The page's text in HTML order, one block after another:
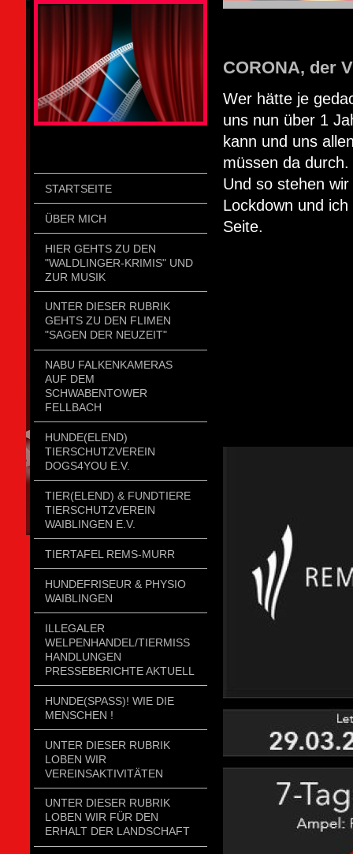
STARTSEITE
ÜBER MICH
HIER GEHTS ZU DEN
"WALDLINGER-KRIMIS" UND
ZUR MUSIK
UNTER DIESER RUBRIK
GEHTS ZU DEN FLIMEN
"SAGEN DER NEUZEIT"
NABU FALKENKAMERAS
AUF DEM
SCHWABENTOWER
FELLBACH
HUNDE(ELEND)
TIERSCHUTZVEREIN
DOGS4YOU E.V.
TIER(ELEND) & FUNDTIERE
TIERSCHUTZVEREIN
WAIBLINGEN E.V.
TIERTAFEL REMS-MURR
HUNDEFRISEUR & PHYSIO
WAIBLINGEN
ILLEGALER
WELPENHANDEL/TIERMISSH
ANDLUNGEN P
RESSEBERICHTE AKTUELL
HUNDE(SPASS)! WIE DIE
MENSCHEN !
UNTER DIESER RUBRIK
LOBEN WIR
VEREINSAKTIVITÄTEN
UNTER DIESER RUBRIK
LOBEN WIR FÜR DEN
ERHALT DER LANDSCHAFT
CORONA, der
Wer hätte je
uns nun über 1
kann und uns
müssen da durch.
Und so stehen
Lockdown und
Seite.